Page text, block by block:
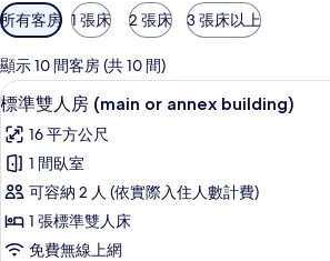
可
用
的
客
房
篩
選
條
所有客房 1 張床 2 張床 3 張床以上
顯示 10 間客房 (共 10 間)
顯
示
標
準
雙
人
標準雙人
10
標準雙人房 (main or annex building)
16 平方公尺
1 間臥室
可容納 2 人 (依實際入住人數計費)
1 張標準雙人床
免費無線上網